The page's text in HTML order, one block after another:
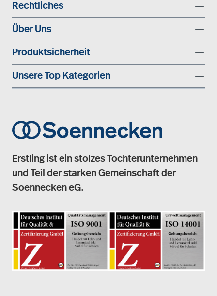
Rechtliches
Über Uns
Produktsicherheit
Unsere Top Kategorien
Erstling ist ein stolzes Tochterunternehmen
und Teil der starken Gemeinschaft der
Soennecken eG.